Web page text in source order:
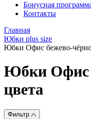
Бонусная
Контакты
Главная
Юбки plus size
Юбки Офис бежево-
Юбки Офис
цвета
Фильтр